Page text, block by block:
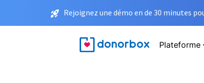
Rejoignez une démo en de 30 minutes
Plateforme